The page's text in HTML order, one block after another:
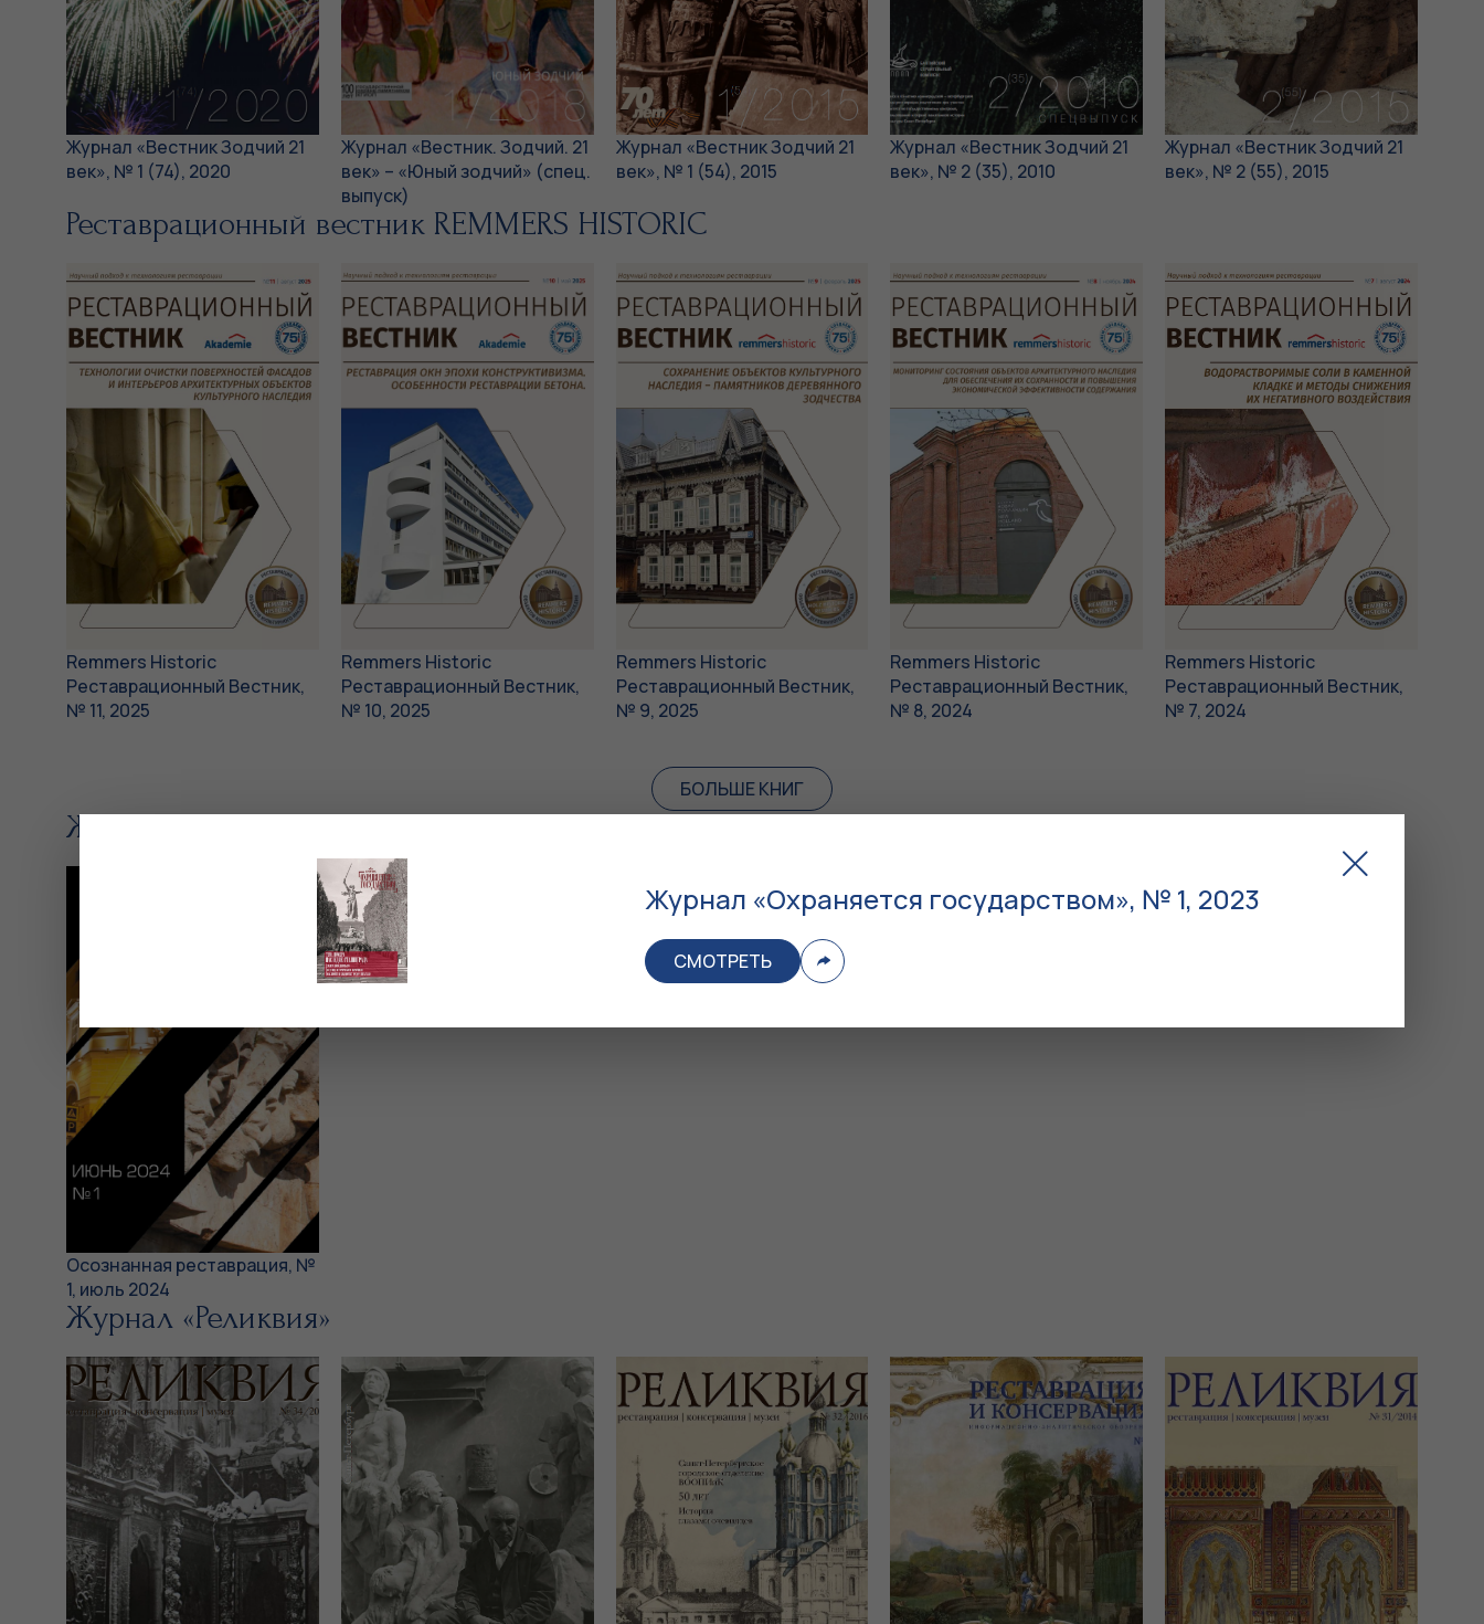
Журнал «Вестник Зодчий 21
век», № 1 (74), 2020
Журнал «Вестник. Зодчий. 21
век» – «Юный зодчий» (спец.
выпуск)
Журнал «Вестник Зодчий 21
век», № 1 (54), 2015
Журнал «Вестник Зодчий 21
век», № 2 (35), 2010
Журнал «Вестник Зодчий 21
век», № 2 (55), 2015
Реставрационный вестник REMMERS HISTORIC
Remmers Historic
Реставрационный Вестник,
№ 11, 2025
Remmers Historic
Реставрационный Вестник,
№ 10, 2025
Remmers Historic
Реставрационный Вестник,
№ 9, 2025
Remmers Historic
Реставрационный Вестник,
№ 8, 2024
Remmers Historic
Реставрационный Вестник,
№ 7, 2024
БОЛЬШЕ КНИГ
Журнал «Осознанная реставрация»
Осознанная реставрация, №
1, июль 2024
Журнал «Реликвия»
Журнал «Охраняется государством», № 1, 2023
СМОТРЕТЬ